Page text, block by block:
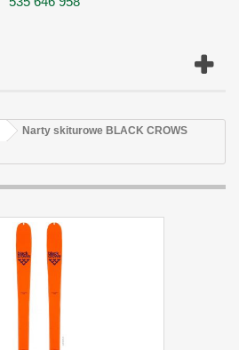
Narty skiturowe BLACK CROWS